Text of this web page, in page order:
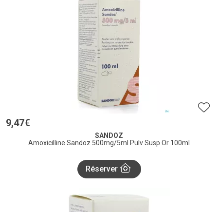
9,47€
SANDOZ
Amoxicilline Sandoz 500mg/5ml Pulv Susp Or 100ml
Réserver